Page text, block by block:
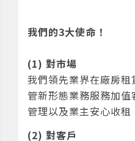
我們的3大使命！
(1) 對市場
我們領先業界在廠房
管新形態業務服務加
管理以及業主安心收租
(2) 對客戶